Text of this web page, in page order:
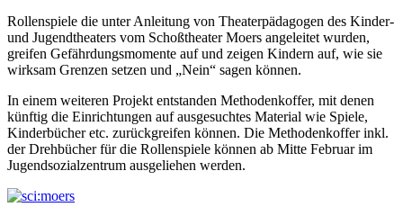
Rollenspiele die unter Anleitung von Theaterpädagogen des Kinder-
und Jugendtheaters vom Schoßtheater Moers angeleitet wurden,
greifen Gefährdungsmomente auf und zeigen Kindern auf, wie sie
wirksam Grenzen setzen und „Nein“ sagen können.
In einem weiteren Projekt entstanden Methodenkoffer, mit denen
künftig die Einrichtungen auf ausgesuchtes Material wie Spiele,
Kinderbücher etc. zurückgreifen können. Die Methodenkoffer inkl.
der Drehbücher für die Rollenspiele können ab Mitte Februar im
Jugendsozialzentrum ausgeliehen werden.